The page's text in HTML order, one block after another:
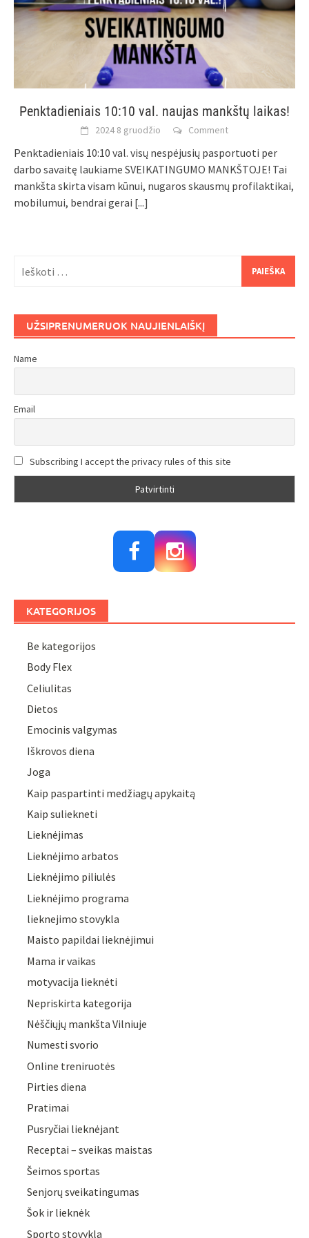
Penktadieniais 10:10 val. naujas mankštų laikas!
2024 8 gruodžio Comment
Penktadieniais 10:10 val. visų nespėjusių pasportuoti per
darbo savaitę laukiame SVEIKATINGUMO MANKŠTOJE! Tai
mankšta skirta visam kūnui, nugaros skausmų profilaktikai,
mobilumui, bendrai gerai [...]
UŽSIPRENUMERUOK NAUJIENLAIŠKĮ
Name
Email
Subscribing I accept the privacy rules of this site
KATEGORIJOS
Be kategorijos
Body Flex
Celiulitas
Dietos
Emocinis valgymas
Iškrovos diena
Joga
Kaip paspartinti medžiagų apykaitą
Kaip suliekneti
Lieknėjimas
Lieknėjimo arbatos
Lieknėjimo piliulės
Lieknėjimo programa
lieknejimo stovykla
Maisto papildai lieknėjimui
Mama ir vaikas
motyvacija lieknėti
Nepriskirta kategorija
Nėščiųjų mankšta Vilniuje
Numesti svorio
Online treniruotės
Pirties diena
Pratimai
Pusryčiai lieknėjant
Receptai – sveikas maistas
Šeimos sportas
Senjorų sveikatingumas
Šok ir lieknėk
Sporto stovykla